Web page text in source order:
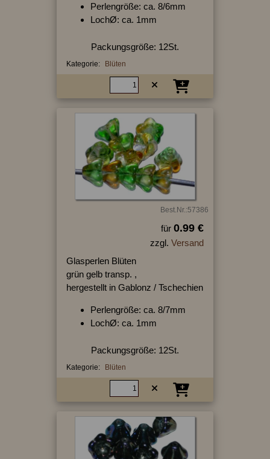
Perlengröße: ca. 8/6mm
LochØ: ca. 1mm
Packungsgröße: 12St.
Kategorie: Blüten
Best.Nr.:57386
für 0.99 €
zzgl. Versand
Glasperlen Blüten
grün gelb transp. ,
hergestellt in Gablonz / Tschechien
Perlengröße: ca. 8/7mm
LochØ: ca. 1mm
Packungsgröße: 12St.
Kategorie: Blüten